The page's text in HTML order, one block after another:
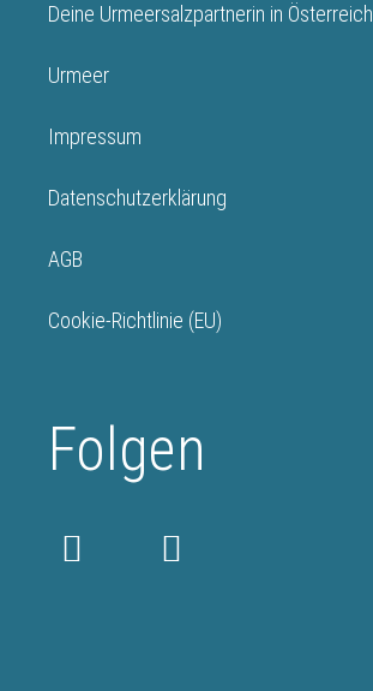
Deine Urmeersalzpartnerin in Österreich
Urmeer
Impressum
Datenschutzerklärung
AGB
Cookie-Richtlinie (EU)
Folgen